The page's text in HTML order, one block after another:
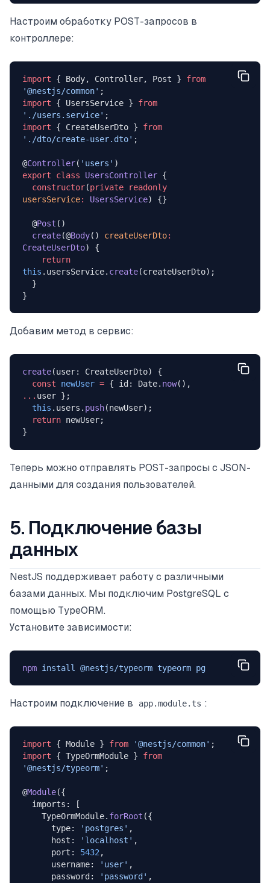
Настроим обработку POST-запросов в
контроллере:
import { Body, Controller, Post } from
'@nestjs/common' ;
import { UsersService } from
'./users.service' ;
import { CreateUserDto } from
'./dto/create-user.dto' ;
@Controller( 'users' )
export class UsersController {
  constructor
(private readonly
usersService: UsersService) {}
  @
Post ()
  create
(@Body() createUserDto:
CreateUserDto) {
    return
this .usersService. create(createUserDto);
  }
}
Добавим метод в сервис:
create(user: CreateUserDto) {
  const
newUser = { id: Date. now(),
... user };
  this
.users. push(newUser);
  return
newUser;
}
Теперь можно отправлять POST-запросы с JSON-
данными для создания пользователей.
5. Подключение базы
данных
NestJS поддерживает работу с различными
базами данных. Мы подключим PostgreSQL с
помощью TypeORM.
Установите зависимости:
npm install @nestjs/typeorm typeorm pg
Настроим подключение в app.module.ts :
import { Module } from '@nestjs/common' ;
import { TypeOrmModule } from
'@nestjs/typeorm' ;
@Module({
  imports: [
    TypeOrmModule.
forRoot ({
      type:
'postgres' ,
      host:
'localhost' ,
      port:
5432 ,
      username:
'user' ,
      password:
'password' ,